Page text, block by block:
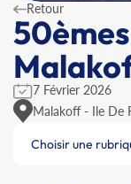
Retour
7 Février 2026
Malakoff - Ile De
Choisir une